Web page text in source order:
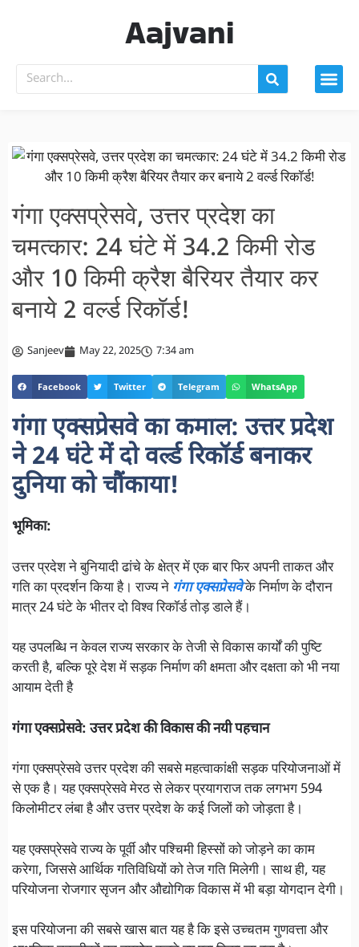
Aajvani
गंगा एक्सप्रेसवे, उत्तर प्रदेश का
चमत्कार: 24 घंटे में 34.2 किमी रोड
और 10 किमी क्रैश बैरियर तैयार कर
बनाये 2 वर्ल्ड रिकॉर्ड!
Sanjeev May 22, 2025 7:34 am
Facebook Twitter Telegram WhatsApp
गंगा एक्सप्रेसवे का कमाल: उत्तर प्रदेश
ने 24 घंटे में दो वर्ल्ड रिकॉर्ड बनाकर
दुनिया को चौंकाया!
भूमिका:
उत्तर प्रदेश ने बुनियादी ढांचे के क्षेत्र में एक बार फिर अपनी ताकत और
गति का प्रदर्शन किया है। राज्य ने गंगा एक्सप्रेसवेके निर्माण के दौरान
मात्र 24 घंटे के भीतर दो विश्व रिकॉर्ड तोड़ डाले हैं।
यह उपलब्धि न केवल राज्य सरकार के तेजी से विकास कार्यों की पुष्टि
करती है, बल्कि पूरे देश में सड़क निर्माण की क्षमता और दक्षता को भी नया
आयाम देती है
गंगा एक्सप्रेसवे: उत्तर प्रदेश की विकास की नयी पहचान
गंगा एक्सप्रेसवे उत्तर प्रदेश की सबसे महत्वाकांक्षी सड़क परियोजनाओं में
से एक है। यह एक्सप्रेसवे मेरठ से लेकर प्रयागराज तक लगभग 594
किलोमीटर लंबा है और उत्तर प्रदेश के कई जिलों को जोड़ता है।
यह एक्सप्रेसवे राज्य के पूर्वी और पश्चिमी हिस्सों को जोड़ने का काम
करेगा, जिससे आर्थिक गतिविधियों को तेज गति मिलेगी। साथ ही, यह
परियोजना रोजगार सृजन और औद्योगिक विकास में भी बड़ा योगदान देगी।
इस परियोजना की सबसे खास बात यह है कि इसे उच्चतम गुणवत्ता और